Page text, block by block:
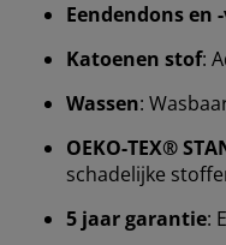
Eendendons en
Katoenen stof:
Wassen:
OEKO-TEX®
schadelijke
5 jaar garantie:
Wij
identificatoren om je
tijdens het bezoeken van
verzamelen informatie
statistieken en